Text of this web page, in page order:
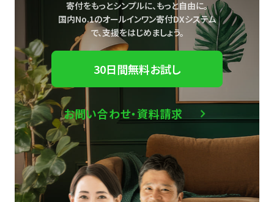
寄付をもっとシンプルに、もっと自由に。
国内No.1のオールインワン寄付DXシステム
で、支援をはじめましょう。
30日間無料お試し
お問い合わせ・資料請求